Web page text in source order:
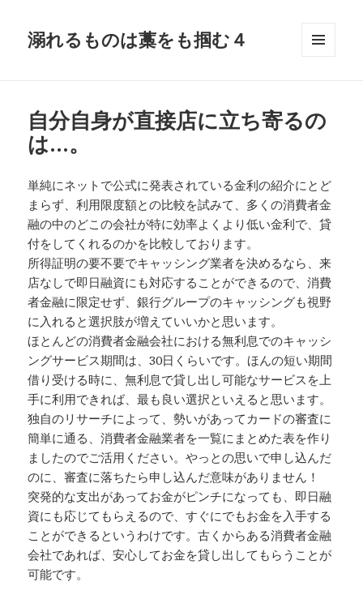
溺れるものは藁をも掴む４
自分自身が直接店に立ち寄るの
は…。
単純にネットで公式に発表されている金利の紹介にとど
まらず、利用限度額との比較を試みて、多くの消費者金
融の中のどこの会社が特に効率よくより低い金利で、貸
付をしてくれるのかを比較しております。
所得証明の要不要でキャッシング業者を決めるなら、来
店なしで即日融資にも対応することができるので、消費
者金融に限定せず、銀行グループのキャッシングも視野
に入れると選択肢が増えていいかと思います。
ほとんどの消費者金融会社における無利息でのキャッシ
ングサービス期間は、30日くらいです。ほんの短い期間
借り受ける時に、無利息で貸し出し可能なサービスを上
手に利用できれば、最も良い選択といえると思います。
独自のリサーチによって、勢いがあってカードの審査に
簡単に通る、消費者金融業者を一覧にまとめた表を作り
ましたのでご活用ください。やっとの思いで申し込んだ
のに、審査に落ちたら申し込んだ意味がありません！
突発的な支出があってお金がピンチになっても、即日融
資にも応じてもらえるので、すぐにでもお金を入手する
ことができるというわけです。古くからある消費者金融
会社であれば、安心してお金を貸し出してもらうことが
可能です。